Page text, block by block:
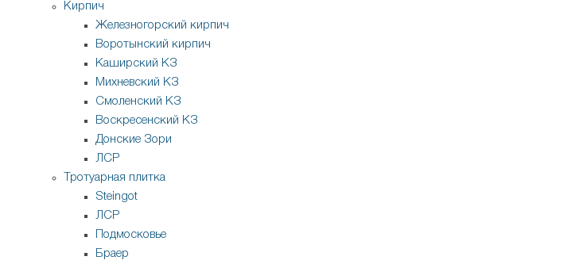
Кирпич
Железногорский кирпич
Воротынский кирпич
Каширский КЗ
Михневский КЗ
Смоленский КЗ
Воскресенский КЗ
Донские Зори
ЛСР
Тротуарная плитка
Steingot
ЛСР
Подмосковье
Браер